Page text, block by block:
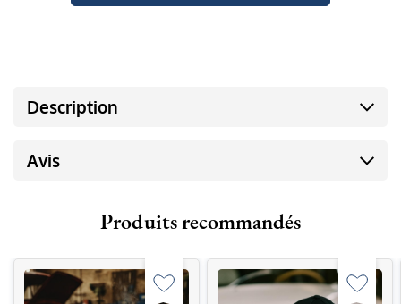
Description
Avis
Produits recommandés